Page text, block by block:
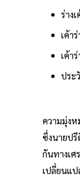
ร่าง
เค้า
เค้า
ประ
ความมุ่งห
ซึ่งนายป
กันทางเศ
เปลี่ยนแป